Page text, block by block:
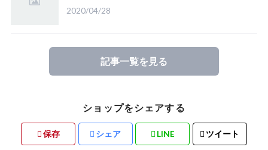
2020/04/28
記事一覧を見る
ショップをシェアする
保存 シェア LINE ツイート